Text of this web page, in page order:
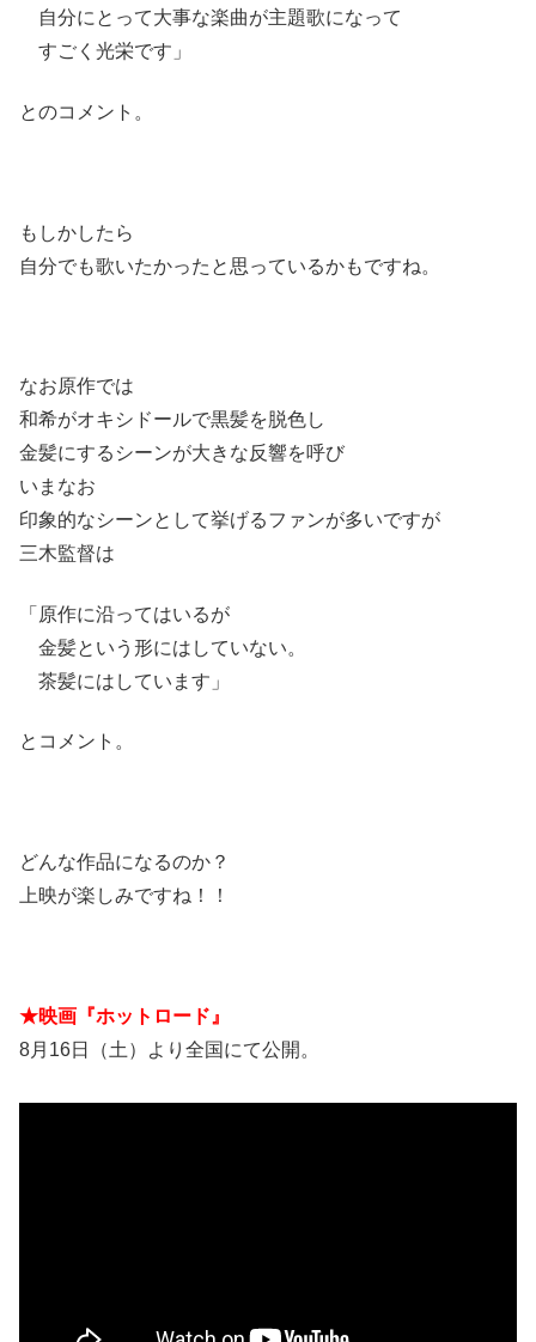
自分にとって大事な楽曲が主題歌になって
すごく光栄です」
とのコメント。
もしかしたら
自分でも歌いたかったと思っているかもですね。
なお原作では
和希がオキシドールで黒髪を脱色し
金髪にするシーンが大きな反響を呼び
いまなお
印象的なシーンとして挙げるファンが多いですが
三木監督は
「原作に沿ってはいるが
金髪という形にはしていない。
茶髪にはしています」
とコメント。
どんな作品になるのか？
上映が楽しみですね！！
★映画『ホットロード』
8月16日（土）より全国にて公開。